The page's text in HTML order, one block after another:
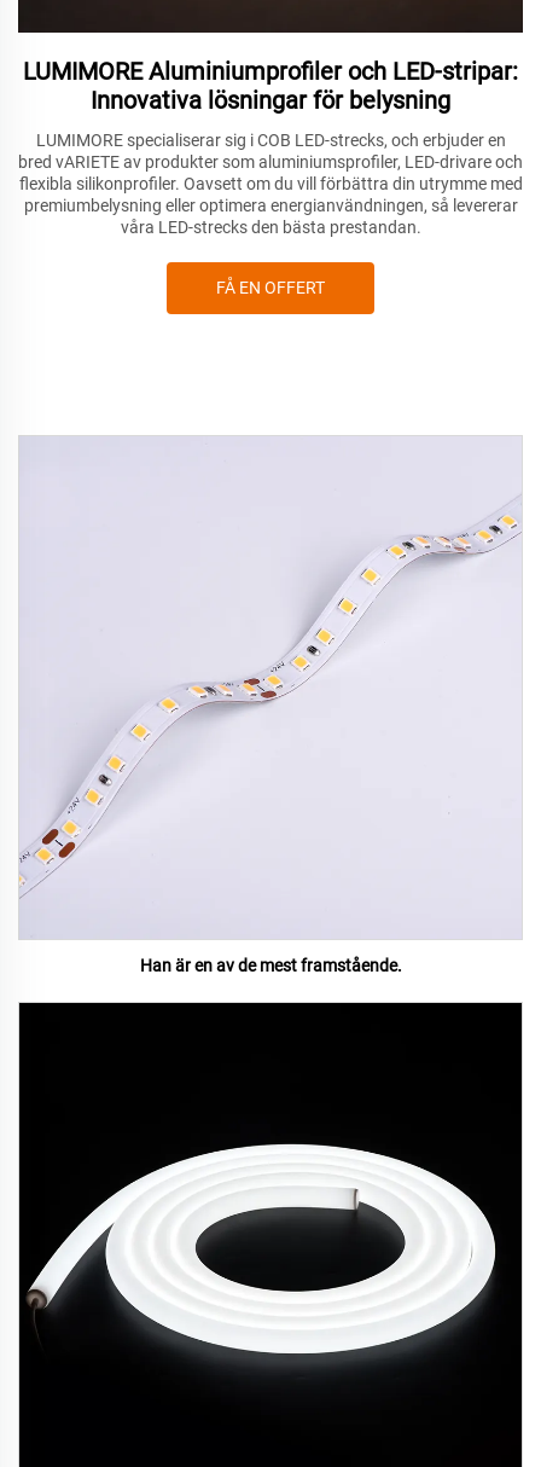
LUMIMORE Aluminiumprofiler och LED-stripar:
Innovativa lösningar för belysning
LUMIMORE specialiserar sig i COB LED-strecks, och erbjuder en
bred vARIETE av produkter som aluminiumsprofiler, LED-drivare och
flexibla silikonprofiler. Oavsett om du vill förbättra din utrymme med
premiumbelysning eller optimera energianvändningen, så levererar
våra LED-strecks den bästa prestandan.
FÅ EN OFFERT
Han är en av de mest framstående.